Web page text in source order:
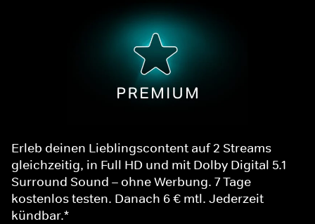
Erleb deinen Lieblingscontent auf 2 Streams
gleichzeitig, in Full HD und mit Dolby Digital 5.1
Surround Sound – ohne Werbung. 7 Tage
kostenlos testen. Danach 6 € mtl. Jederzeit
kündbar.*